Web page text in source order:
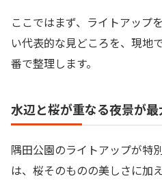
ここではまず、ライトアップ
い代表的な見どころを、現地
番で整理します。
水辺と桜が重なる夜景が
隅田公園のライトアップが特
は、桜そのものの美しさに加